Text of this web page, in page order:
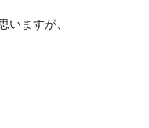
いますが、